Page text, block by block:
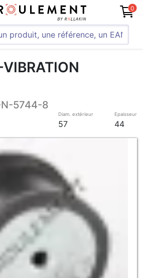
0
5744-8
Diam. extérieur
57
Epaisseur
44